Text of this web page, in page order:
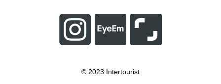
© 2023 Intertourist